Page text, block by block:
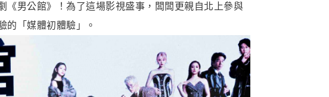
《男公館》！為了這場影視盛事，闆闆更親自北上參與
的「媒體初體驗」。